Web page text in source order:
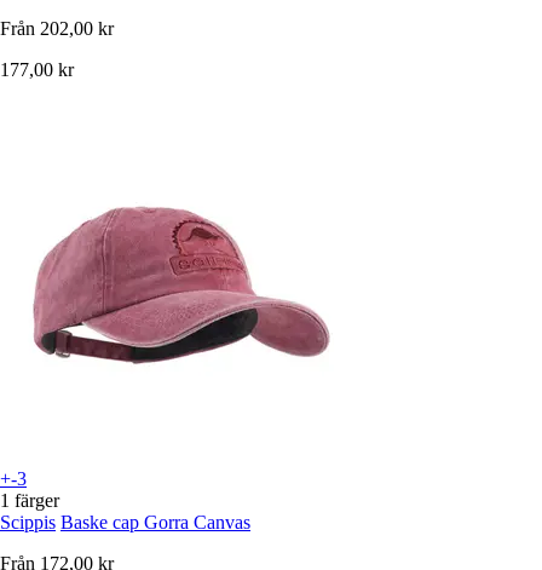
Från 202,00 kr
177,00 kr
+-3
1 färger
Scippis Baske cap Gorra Canvas
Från 172,00 kr